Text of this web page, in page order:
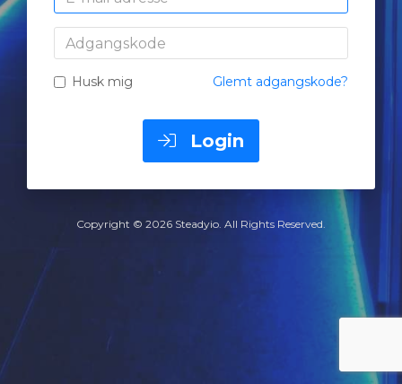
mail
adresse
Adgangskode
Husk mig Glemt adgangskode?
Login
Copyright © 2026 Steadyio. All Rights Reserved.